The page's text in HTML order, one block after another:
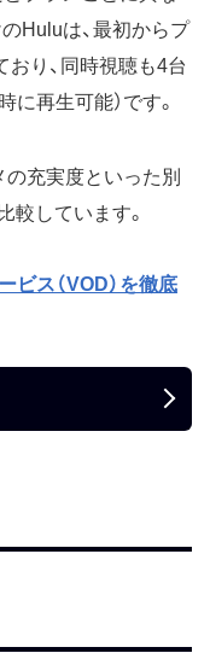
Huluは、最初からプ
り、同時視聴も4台
に再生可能）です。
充実度といった別
較しています。
ビス（VOD）を徹底